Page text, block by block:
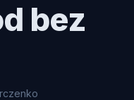
bez